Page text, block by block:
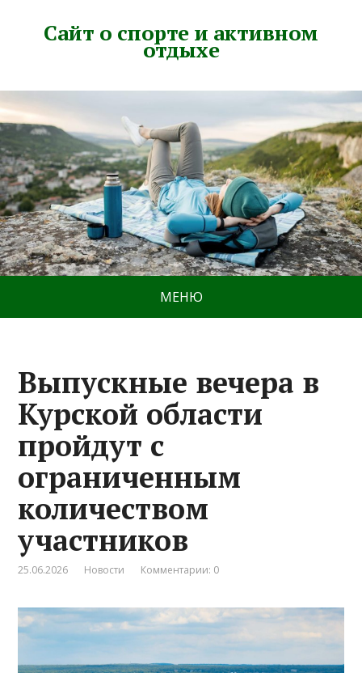
Сайт о спорте и активном
отдыхе
МЕНЮ
Выпускные вечера в
Курской области
пройдут с
ограниченным
количеством
участников
25.06.2026 Новости Комментарии: 0